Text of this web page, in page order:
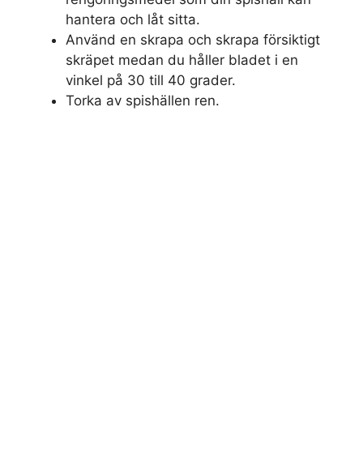
hantera och låt sitta.
Använd en skrapa och skrapa försiktigt
skräpet medan du håller bladet i en
vinkel på 30 till 40 grader.
Torka av spishällen ren.